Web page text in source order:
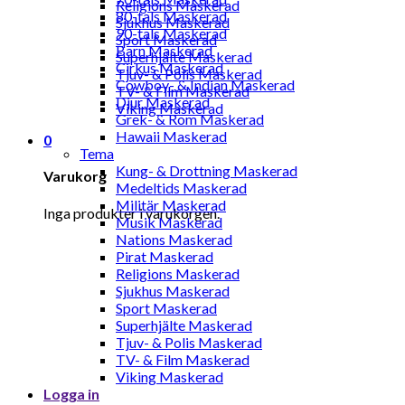
Religions Maskerad
Sjukhus Maskerad
Sport Maskerad
Superhjälte Maskerad
Tjuv- & Polis Maskerad
TV- & Film Maskerad
Viking Maskerad
0
Varukorg
Inga produkter i varukorgen.
80-tals Maskerad
90-tals Maskerad
Barn Maskerad
Cirkus Maskerad
Cowboy- & Indian Maskerad
Djur Maskerad
Grek- & Rom Maskerad
Hawaii Maskerad
Tema
Kung- & Drottning Maskerad
Medeltids Maskerad
Militär Maskerad
Musik Maskerad
Nations Maskerad
Pirat Maskerad
Religions Maskerad
Sjukhus Maskerad
Sport Maskerad
Superhjälte Maskerad
Tjuv- & Polis Maskerad
TV- & Film Maskerad
Viking Maskerad
Logga in